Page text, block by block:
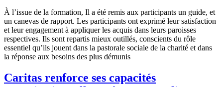
À l’issue de la formation, Il a été remis aux participants un guide, et
un canevas de rapport. Les participants ont exprimé leur satisfaction
et leur engagement à appliquer les acquis dans leurs paroisses
respectives. Ils sont repartis mieux outillés, conscients du rôle
essentiel qu’ils jouent dans la pastorale sociale de la charité et dans
la réponse aux besoins des plus démunis
Caritas renforce ses capacités